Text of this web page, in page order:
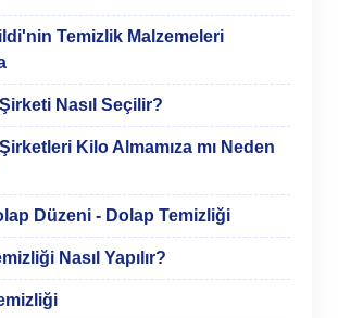
Temizlik Malzemeleri
Nasıl Seçilir?
Kilo Almamıza mı Neden
Düzeni - Dolap Temizliği
Nasıl Yapılır?